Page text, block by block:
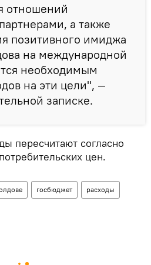
отношений
а также
позитивного имиджа
на международной
необходимым
на эти цели", —
записке.
пересчитают согласно
цен.
госбюджет расходы